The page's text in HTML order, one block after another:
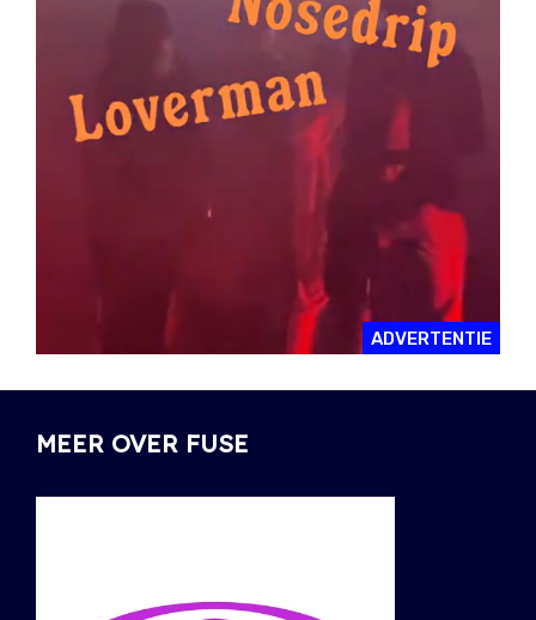
ADVERTENTIE
MEER OVER FUSE